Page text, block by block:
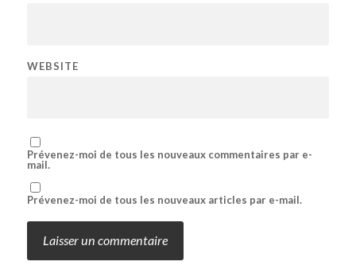
WEBSITE
Prévenez-moi de tous les nouveaux commentaires par e-
mail.
Prévenez-moi de tous les nouveaux articles par e-mail.